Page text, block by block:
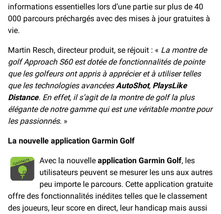
informations essentielles lors d’une partie sur plus de 40
000 parcours préchargés avec des mises à jour gratuites à
vie.
Martin Resch, directeur produit, se réjouit : « La montre de
golf Approach S60 est dotée de fonctionnalités de pointe
que les golfeurs ont appris à apprécier et à utiliser telles
que les technologies avancéesAutoShot, PlaysLike
Distance. En effet, il s’agit de la montre de golf la plus
élégante de notre gamme qui est une véritable montre pour
les passionnés. »
La nouvelle application Garmin Golf
Avec la nouvelle application Garmin Golf, les
utilisateurs peuvent se mesurer les uns aux autres
peu importe le parcours. Cette application gratuite
offre des fonctionnalités inédites telles que le classement
des joueurs, leur score en direct, leur handicap mais aussi